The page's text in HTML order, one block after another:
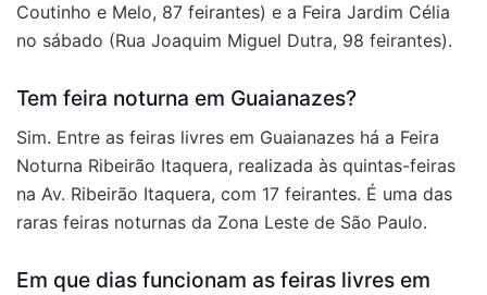
Coutinho e Melo, 87 feirantes) e a Feira Jardim Célia
no sábado (Rua Joaquim Miguel Dutra, 98 feirantes).
Tem feira noturna em Guaianazes?
Sim. Entre as feiras livres em Guaianazes há a Feira
Noturna Ribeirão Itaquera, realizada às quintas-feiras
na Av. Ribeirão Itaquera, com 17 feirantes. É uma das
raras feiras noturnas da Zona Leste de São Paulo.
Em que dias funcionam as feiras livres em